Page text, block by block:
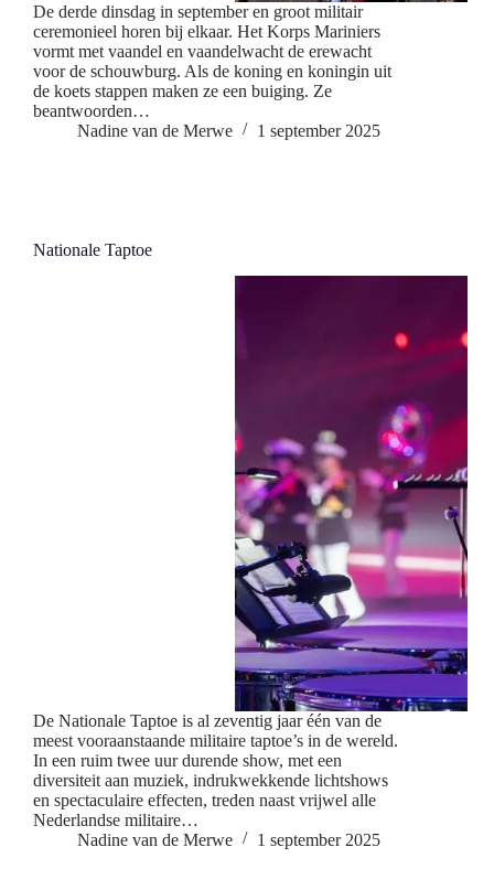
De derde dinsdag in september en groot militair
ceremonieel horen bij elkaar. Het Korps Mariniers
vormt met vaandel en vaandelwacht de erewacht
voor de schouwburg. Als de koning en koningin uit
de koets stappen maken ze een buiging. Ze
beantwoorden…
Nadine van de Merwe
1 september 2025
Nationale Taptoe
De Nationale Taptoe is al zeventig jaar één van de
meest vooraanstaande militaire taptoe’s in de wereld.
In een ruim twee uur durende show, met een
diversiteit aan muziek, indrukwekkende lichtshows
en spectaculaire effecten, treden naast vrijwel alle
Nederlandse militaire…
Nadine van de Merwe
1 september 2025